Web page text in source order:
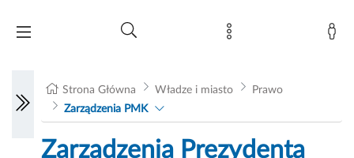
Strona Główna Władze i miasto
Prawo
Zarządzenia PMK
Zarządzenia Prezydenta